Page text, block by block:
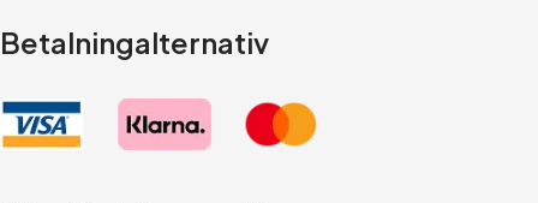
Betalningalternativ